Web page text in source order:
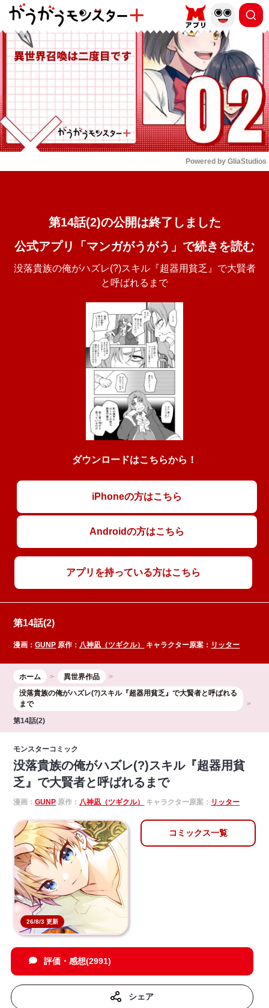
もっと読む
Powered by GliaStudios
第14話(2)の公開は終了しました
公式アプリ「マンガがうがう」で続きを読む
没落貴族の俺がハズレ(?)スキル『超器用貧乏』で大賢者
と呼ばれるまで
ダウンロードはこちらから！
iPhoneの方はこちら
Androidの方はこちら
アプリを持っている方はこちら
第14話(2)
漫画：GUNP 原作： 八神凪（ツギクル） キャラクター原案： リッター
ホーム
異世界作品
没落貴族の俺がハズレ(?)スキル『超器用貧乏』で大賢者と呼ばれる
まで
第14話(2)
モンスターコミック
没落貴族の俺がハズレ(?)スキル『超器用貧
乏』で大賢者と呼ばれるまで
漫画：GUNP 原作： 八神凪（ツギクル） キャラクター原案： リッター
26/8/3 更新
コミックス一覧
評価・感想(2991)
シェア